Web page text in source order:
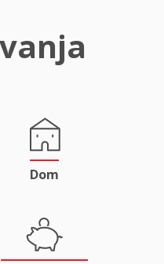
Dom